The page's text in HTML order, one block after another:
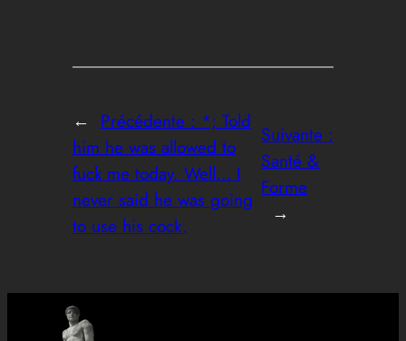
← Précédente : *; Told
him he was allowed to
fuck me today. Well… I
never said he was going
to use his cock.
Suivante :
Santé &
Forme
→